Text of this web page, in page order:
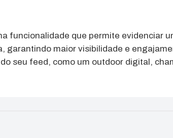
funcionalidade que permite evidenciar
garantindo maior visibilidade e
seu feed, como um outdoor digital,